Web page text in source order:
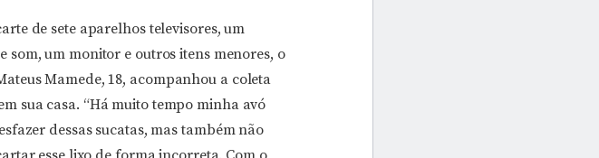
de sete aparelhos televisores, um
som, um monitor e outros itens menores, o
Mamede, 18, acompanhou a coleta
sua casa. “Há muito tempo minha avó
dessas sucatas, mas também não